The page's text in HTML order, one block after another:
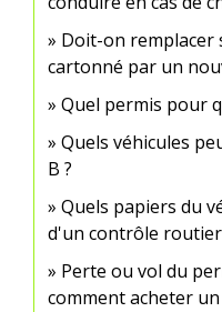
Doit-on remplacer
cartonné par un
Quel permis pour
Quels véhicules
B ?
Quels papiers du
d'un contrôle routier
Perte ou vol du
comment acheter